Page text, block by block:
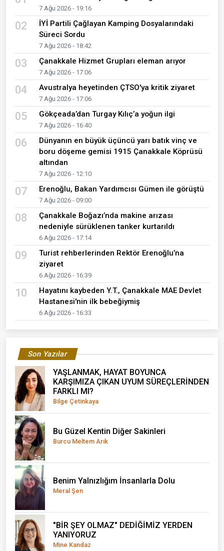
7 Ağu 2026 - 19:16
02
İYİ Partili Çağlayan Kamping Dosyalarındaki
Süreci Sordu
7 Ağu 2026 - 18:42
03 Çanakkale Hizmet Grupları eleman arıyor
7 Ağu 2026 - 17:06
04 Avustralya heyetinden ÇTSO'ya kritik ziyaret
7 Ağu 2026 - 17:06
05 Gökçeada’dan Turgay Kılıç’a yoğun ilgi
7 Ağu 2026 - 16:40
06
Dünyanın en büyük üçüncü yarı batık vinç ve
boru döşeme gemisi 1915 Çanakkale Köprüsü
altından
7 Ağu 2026 - 12:10
07 Erenoğlu, Bakan Yardımcısı Gümen ile görüştü
7 Ağu 2026 - 09:00
08
Çanakkale Boğazı’nda makine arızası
nedeniyle sürüklenen tanker kurtarıldı
6 Ağu 2026 - 17:14
09
Turist rehberlerinden Rektör Erenoğlu’na
ziyaret
6 Ağu 2026 - 16:39
10
Hayatını kaybeden Y.T., Çanakkale MAE Devlet
Hastanesi'nin ilk bebeğiymiş
6 Ağu 2026 - 16:33
Son Yazılar
YAŞLANMAK, HAYAT BOYUNCA
KARŞIMIZA ÇIKAN UYUM SÜREÇLERİNDEN
FARKLI MI?
Bilge Çetinkaya
Bu Güzel Kentin Diğer Sakinleri
Burcu Meltem Arık
Benim Yalnızlığım İnsanlarla Dolu
Meral Şen
"BİR ŞEY OLMAZ" DEDİĞİMİZ YERDEN
YANIYORUZ
Mine Kandaz